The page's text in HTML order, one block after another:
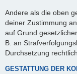
Andere als die oben
deiner Zustimmung
auf Grund
B. an
Durchsetzung
GESTATTUNG DER